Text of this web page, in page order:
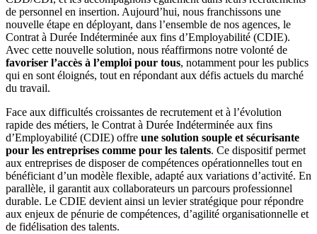
de personnel en insertion. Aujourd’hui, nous franchissons une
nouvelle étape en déployant, dans l’ensemble de nos agences, le
Contrat à Durée Indéterminée aux fins d’Employabilité (CDIE).
Avec cette nouvelle solution, nous réaffirmons notre volonté de
favoriser l’accès à l’emploi pour tous, notamment pour les publics
qui en sont éloignés, tout en répondant aux défis actuels du marché
du travail.
Face aux difficultés croissantes de recrutement et à l’évolution
rapide des métiers, le Contrat à Durée Indéterminée aux fins
d’Employabilité (CDIE) offre une solution souple et sécurisante
pour les entreprises comme pour les talents. Ce dispositif permet
aux entreprises de disposer de compétences opérationnelles tout en
bénéficiant d’un modèle flexible, adapté aux variations d’activité. En
parallèle, il garantit aux collaborateurs un parcours professionnel
durable. Le CDIE devient ainsi un levier stratégique pour répondre
aux enjeux de pénurie de compétences, d’agilité organisationnelle et
de fidélisation des talents.